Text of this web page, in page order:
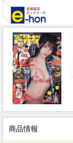
商品情報